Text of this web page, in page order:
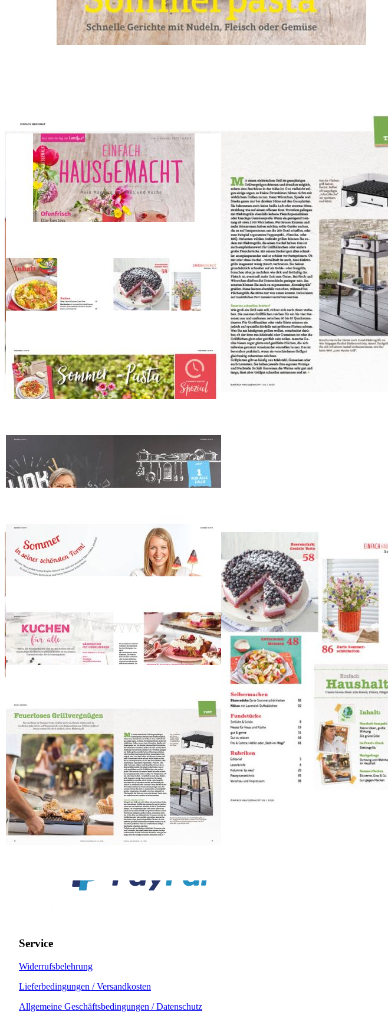
Zum Anfang der Bildergalerie springen
Artikelnr. 006839
Einfach Hausgemacht 04/20
inkl. MwSt.
1
EINFACH HAUSGEMACHT vier | sommer 2020 mit folgenden Themen: Sommerpasta – Schnelle
Smoker & Co. | Lavendel – Hübsch und hilfreich
Beschreibung
Die Zeitschrift EINFACH HAUSGEMACHT präsentiert in der Ausgabe vier | sommer 2020 die
Pinienkernen und Lachs. Dazu gibt es Deko-Ideen mit bunten Dosen und Servietten, sodass zu
Backen sowie praktischen Tipps für den Haushalt ist für jeden Geschmack etwas dabei: In der
und ein Beitrag beschäftigt sich mit nachhaltigem kochen und Rezepten ohne Reste. Eine geeiste
Stachelbeeren und Himbeeren sind genau das Richtige für alle Leckermäulchen.
Im Haushaltsteil geht es diesmal um einfaches Fleckenentfernen und Haushaltsirrtümer. Im Praxis-
Blumendeko für Daheim und es werden Duftsäckchen mit Lavendel genäht. Auch in dieser
Haushaltsführung.
Kontakt
Hülsebrockstr. 2 - 8
Deutschland
02501 / 801 - 3000
ec.europa.eu
Zahlungsmöglichkeiten
Service
Widerrufsbelehrung
Lieferbedingungen / Versandkosten
Allgemeine Geschäftsbedingungen / Datenschutz